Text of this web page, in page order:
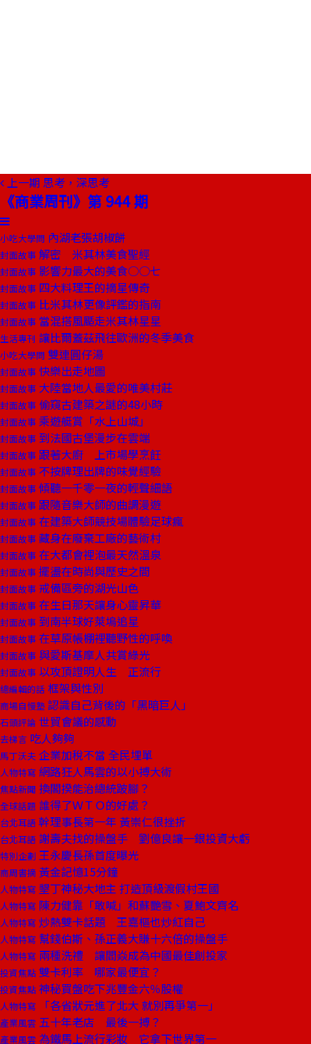
上一期 思考，深思考
《商業周刊》第 944 期
小吃大學問 內湖老張胡椒餅
封面故事 解密 米其林美食聖經
封面故事 影響力最大的美食○○七
封面故事 四大料理王的摘星傳奇
封面故事 比米其林更像評鑑的指南
封面故事 當混搭風颳走米其林星星
生活專刊 讓比爾蓋茲飛往歐洲的冬季美食
小吃大學問 雙連圓仔湯
封面故事 快樂出走地圖
封面故事 大陸當地人最愛的唯美村莊
封面故事 偷窺古建築之謎的48小時
封面故事 乘遊艇賞「水上山城」
封面故事 到法國古堡漫步在雲端
封面故事 跟著大廚 上市場學烹飪
封面故事 不按牌理出牌的味覺經驗
封面故事 傾聽一千零一夜的輕聲細語
封面故事 跟隨音樂大師的曲調漫遊
封面故事 在建築大師競技場體驗足球瘋
封面故事 藏身在廢棄工廠的藝術村
封面故事 在大都會裡泡最天然溫泉
封面故事 擺盪在時尚與歷史之間
封面故事 戒備區旁的湖光山色
封面故事 在生日那天讓身心靈昇華
封面故事 到南半球好萊塢追星
封面故事 在草原帳棚裡聽野性的呼喚
封面故事 與愛斯基摩人共賞綠光
封面故事 以攻頂證明人生 正流行
總編輯的話 框架與性別
商場自慢塾 認識自己背後的「黑暗巨人」
石頭評論 世貿會議的感動
去梯言 吃人夠夠
馬丁沃夫 企業加稅不當 全民埋單
人物特寫 網路狂人馬雲的以小搏大術
焦點新聞 換閣揆能治總統跛腳？
全球話題 誰得了ＷＴＯ的好處？
台北耳語 幹理事長第一年 黃崇仁很挫折
台北耳語 謝壽夫找的操盤手 劉億良讓一銀投資大虧
特別企劃 王永慶長孫首度曝光
商周書摘 黃金記憶15分鐘
人物特寫 墾丁神秘大地主 打造頂級渡假村王國
人物特寫 陳力健靠「敢喊」和蘇艷雪、夏鮑文齊名
人物特寫 炒熱雙卡話題 王嘉樞也炒紅自己
人物特寫 幫錢伯斯、孫正義大賺十六倍的操盤手
人物特寫 兩種洗禮 讓閻焱成為中國最佳創投家
投資焦點 雙卡利率 哪家最便宜？
投資焦點 神秘買盤吃下兆豐金六％股權
人物特寫 「各省狀元進了北大 就別再爭第一」
產業風雲 五十年老店 最後一搏？
產業風雲 為鐵馬上流行彩妝 它拿下世界第一